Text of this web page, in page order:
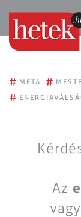
# META #
#
Az